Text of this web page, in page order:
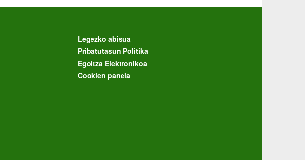
Legezko abisua
Pribatutasun Politika
Egoitza Elektronikoa
Cookien panela